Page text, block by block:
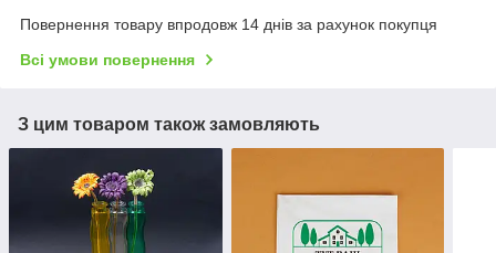
Повернення товару впродовж 14 днів за рахунок покупця
Всі умови повернення
З цим товаром також замовляють